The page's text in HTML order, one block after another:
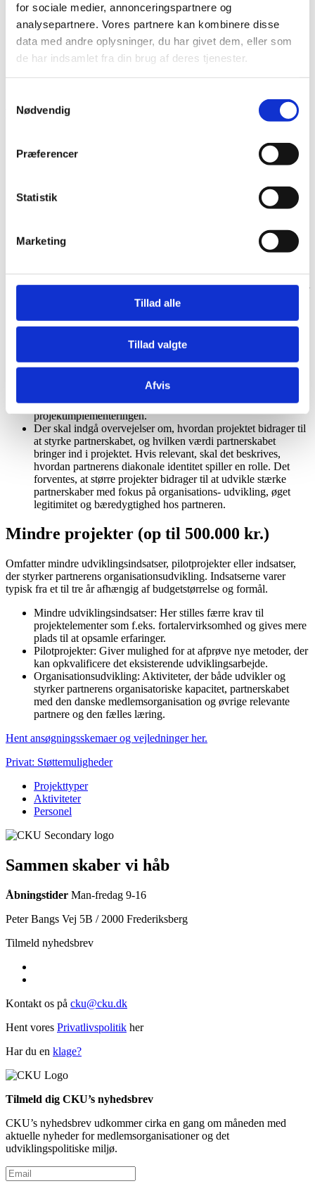
for sociale medier, annonceringspartnere og
analysepartnere. Vores partnere kan kombinere disse
data med andre oplysninger, du har givet dem, eller som
de har indsamlet fra din brug af deres tjenester.
Nødvendig
Præferencer
Statistik
Marketing
Tillad alle
Tillad valgte
Afvis
Projekttyper
Større projekter (op til 1.000.000 kr.)
marginaliserede målgrupper. Projektets samlede budget kan
godt være større end 1.000.000, da CKU gerne ser, at man
inkluderer øvrige eksterne eller egenfinansielle bidrag. Der er
Projektforløbet varer typisk fra halvandet til tre år og
afhænger af budgetstørrelse og formål. Større projekter
Det forventes, at projektet indeholder både
kapacitetsudvikling og fortalervirksomhed, og at partneren gør
aktivt brug af sit diakonale mandat, erfaring og netværk, hvor
serviceydelser, men ansøgningen skal klart beskrive
sammenhængen mellem strategiske serviceydelser,
kapacitetsudvikling og fortalervirksomhed og hvordan disse
elementer tilsammen bidrager til den ønskede forandring.
formuleret af partneren, som har identificeret
problemstillingen, og som også er ansvarlig for
projektimplementeringen.
Der skal indgå overvejelser om, hvordan projektet bidrager til
at styrke partnerskabet, og hvilken værdi partnerskabet
bringer ind i projektet. Hvis relevant, skal det beskrives,
hvordan partnerens diakonale identitet spiller en rolle. Det
forventes, at større projekter bidrager til at udvikle stærke
partnerskaber med fokus på organisations- udvikling, øget
legitimitet og bæredygtighed hos partneren.
Mindre projekter (op til 500.000 kr.)
Omfatter mindre udviklingsindsatser, pilotprojekter eller indsatser,
der styrker partnerens organisationsudvikling. Indsatserne varer
typisk fra et til tre år afhængig af budgetstørrelse og formål.
Mindre udviklingsindsatser: Her stilles færre krav til
projektelementer som f.eks. fortalervirksomhed og gives mere
plads til at opsamle erfaringer.
Pilotprojekter: Giver mulighed for at afprøve nye metoder, der
kan opkvalificere det eksisterende udviklingsarbejde.
Organisationsudvikling: Aktiviteter, der både udvikler og
styrker partnerens organisatoriske kapacitet, partnerskabet
med den danske medlemsorganisation og øvrige relevante
partnere og den fælles læring.
Hent ansøgningsskemaer og vejledninger her.
Privat: Støttemuligheder
Projekttyper
Aktiviteter
Personel
Sammen skaber vi håb
Åbningstider Man-fredag 9-16
Peter Bangs Vej 5B / 2000 Frederiksberg
Tilmeld nyhedsbrev
Kontakt os på cku@cku.dk
Hent vores Privatlivspolitik her
Har du en klage?
Tilmeld dig CKU’s nyhedsbrev
CKU’s nyhedsbrev udkommer cirka en gang om måneden med
aktuelle nyheder for medlemsorganisationer og det
udviklingspolitiske miljø.